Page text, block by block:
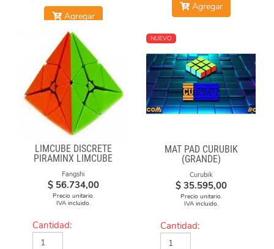
Agregar
Agregar
LIMCUBE DISCRETE
PIRAMINX LIMCUBE
Fangshi
$ 56.734,00
Precio unitario.
IVA incluido.
Cantidad:
NUEVO
MAT PAD CURUBIK
(GRANDE)
Curubik
$ 35.595,00
Precio unitario.
IVA incluido.
Cantidad: